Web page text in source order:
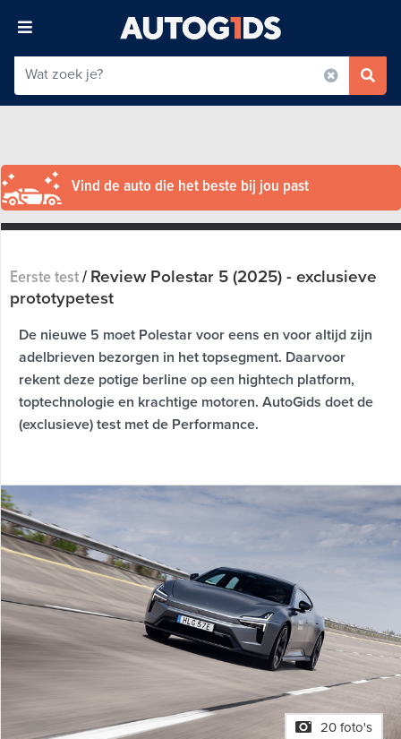
Vind de auto die het beste bij jou past
Eerste test/Review Polestar 5 (2025) - exclusieve
prototypetest
De nieuwe 5 moet Polestar voor eens en voor altijd zijn
adelbrieven bezorgen in het topsegment. Daarvoor
rekent deze potige berline op een hightech platform,
toptechnologie en krachtige motoren. AutoGids doet de
(exclusieve) test met de Performance.
20 foto's